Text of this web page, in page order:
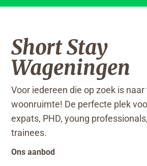
Short Stay
Wageningen
Voor iedereen die op zoek is
woonruimte! De perfecte plek
expats, PHD, young
trainees.
Ons aanbod